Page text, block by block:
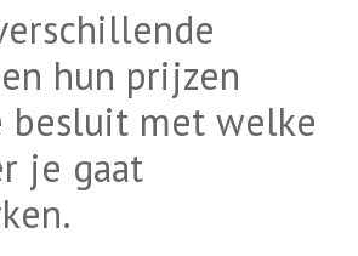
hun prijzen
besluit met welke
je gaat